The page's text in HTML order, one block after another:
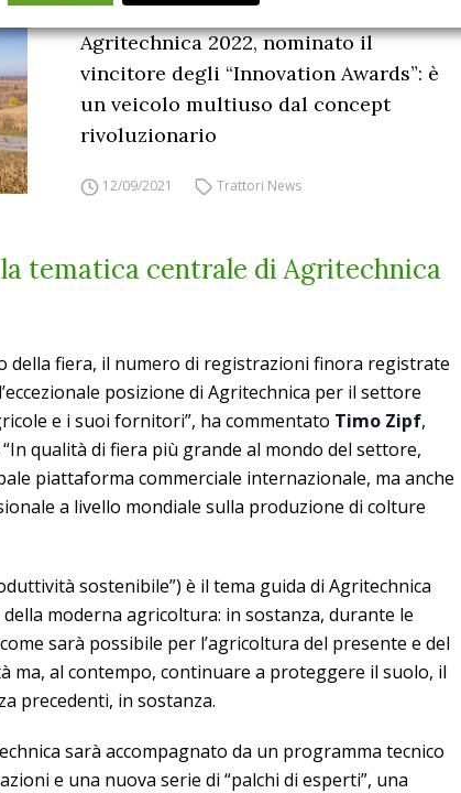
Agritechnica 2022, nominato il
vincitore degli “Innovation Awards”: è
un veicolo multiuso dal concept
rivoluzionario
12/09/2021 Trattori News
tematica centrale di Agritechnica
della fiera, il numero di registrazioni finora registrate
posizione di Agritechnica per il settore
e i suoi fornitori”, ha commentato Timo Zipf,
qualità di fiera più grande al mondo del settore,
piattaforma commerciale internazionale, ma anche
a livello mondiale sulla produzione di colture
sostenibile”) è il tema guida di Agritechnica
moderna agricoltura: in sostanza, durante le
sarà possibile per l’agricoltura del presente e del
ma, al contempo, continuare a proteggere il suolo, il
precedenti, in sostanza.
sarà accompagnato da un programma tecnico
e una nuova serie di “palchi di esperti”, una